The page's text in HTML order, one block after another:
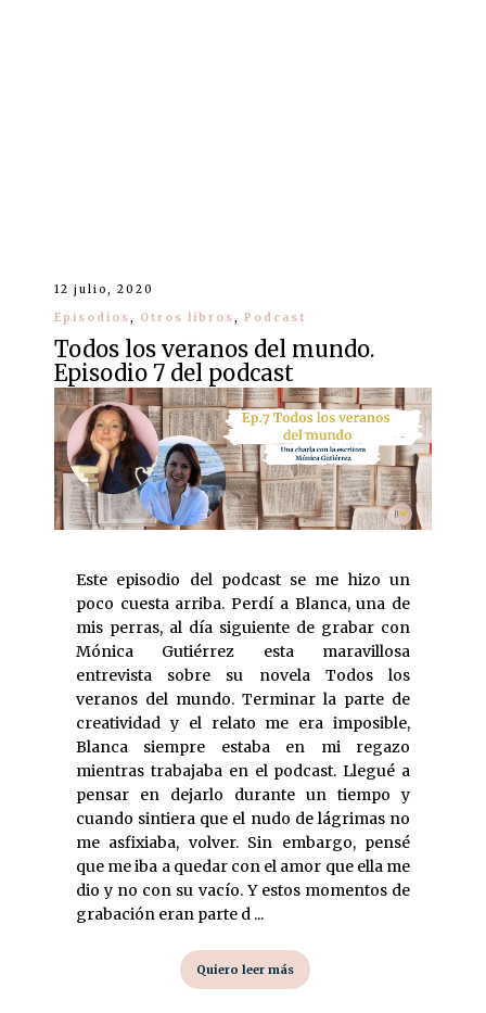
12 julio, 2020
Episodios, Otros libros, Podcast
Todos los veranos del mundo.
Episodio 7 del podcast
Este episodio del podcast se me hizo un
poco cuesta arriba. Perdí a Blanca, una de
mis perras, al día siguiente de grabar con
Mónica Gutiérrez esta maravillosa
entrevista sobre su novela Todos los
veranos del mundo. Terminar la parte de
creatividad y el relato me era imposible,
Blanca siempre estaba en mi regazo
mientras trabajaba en el podcast. Llegué a
pensar en dejarlo durante un tiempo y
cuando sintiera que el nudo de lágrimas no
me asfixiaba, volver. Sin embargo, pensé
que me iba a quedar con el amor que ella me
dio y no con su vacío. Y estos momentos de
grabación eran parte d ...
Quiero leer más